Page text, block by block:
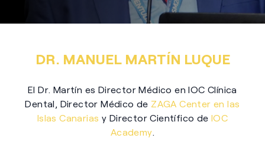
DR. MANUEL MARTÍN LUQUE
El Dr. Martín es Director Médico en IOC Clínica
Dental, Director Médico de ZAGA Center en las
Islas Canarias y Director Científico de IOC
Academy.